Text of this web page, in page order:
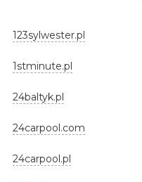
123sylwester.pl
1stminute.pl
24baltyk.pl
24carpool.com
24carpool.pl